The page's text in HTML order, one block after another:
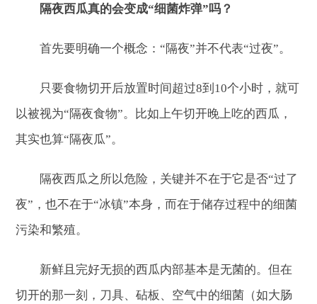
隔夜西瓜真的会变成“细菌炸弹”吗？
首先要明确一个概念：“隔夜”并不代表“过夜”。
只要食物切开后放置时间超过8到10个小时，就可
以被视为“隔夜食物”。比如上午切开晚上吃的西瓜，
其实也算“隔夜瓜”。
隔夜西瓜之所以危险，关键并不在于它是否“过了
夜”，也不在于“冰镇”本身，而在于储存过程中的细菌
污染和繁殖。
新鲜且完好无损的西瓜内部基本是无菌的。但在
切开的那一刻，刀具、砧板、空气中的细菌（如大肠